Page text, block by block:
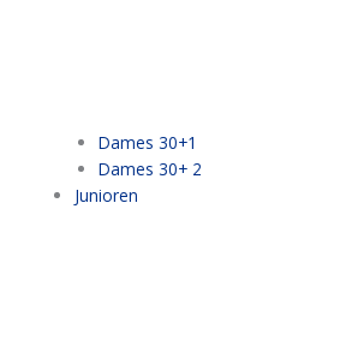
Dames 30+1
Dames 30+ 2
Junioren